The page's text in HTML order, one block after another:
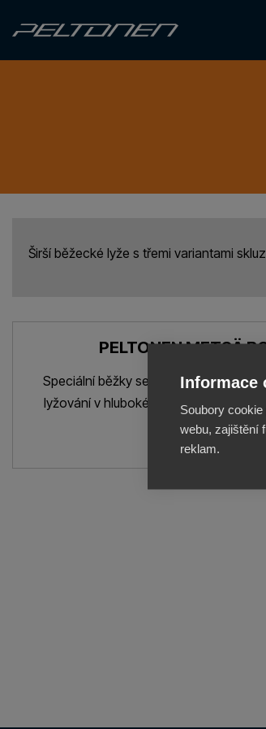
Širší běžecké lyže s třemi variantami
PELTONEN METSÄ
Speciální běžky se dvěma variantami
lyžování v hlubokém sněhu. Velmi
VÍCE
Informace
Soubory
webu, zajištění
reklam.